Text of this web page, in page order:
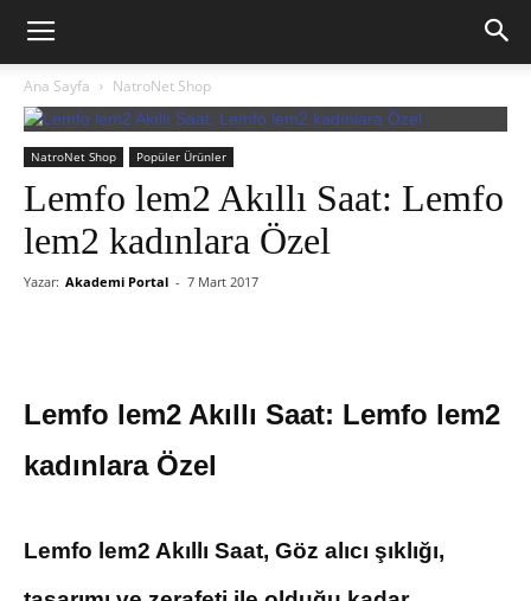
Ana Sayfa NatroNet Shop
NatroNet Shop Popüler Ürünler
Lemfo lem2 Akıllı Saat: Lemfo
lem2 kadınlara Özel
Yazar: Akademi Portal - 7 Mart 2017
Lemfo lem2 Akıllı Saat: Lemfo lem2
kadınlara Özel
Lemfo lem2 Akıllı Saat, Göz alıcı şıklığı,